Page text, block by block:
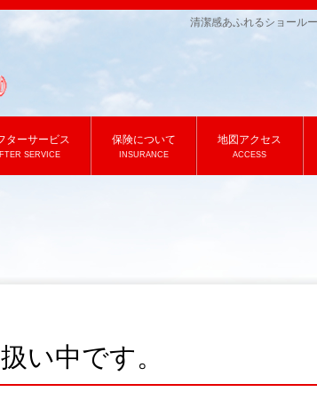
清潔感あふれるショール
ターサービス
SERVICE
保険について
INSURANCE
地図アクセス
ACCESS
い中です。